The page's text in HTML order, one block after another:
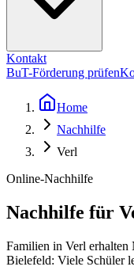
Kontakt
BuT-Förderung prüfen
Home
Nachhilfe
Verl
Online-Nachhilfe
Nachhilfe für
Familien in Verl erhalten
Bielefeld: Viele Schüler